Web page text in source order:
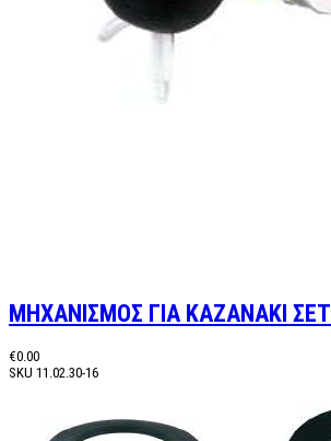
ΜΗΧΑΝΙΣΜΟΣ ΓΙΑ ΚΑΖΑΝΑΚΙ ΣΕΤ
€0.00
SKU 11.02.30-16